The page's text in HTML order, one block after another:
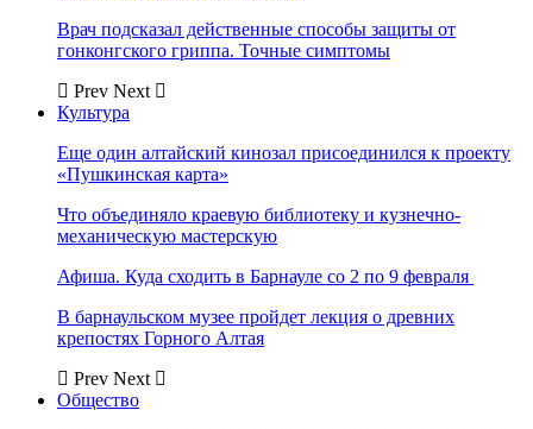
Врач подсказал действенные способы защиты от
гонконгского гриппа. Точные симптомы
Prev Next
Культура
Еще один алтайский кинозал присоединился к проекту
«Пушкинская карта»
Что объединяло краевую библиотеку и кузнечно-
механическую мастерскую
Афиша. Куда сходить в Барнауле со 2 по 9 февраля
В барнаульском музее пройдет лекция о древних
крепостях Горного Алтая
Prev Next
Общество